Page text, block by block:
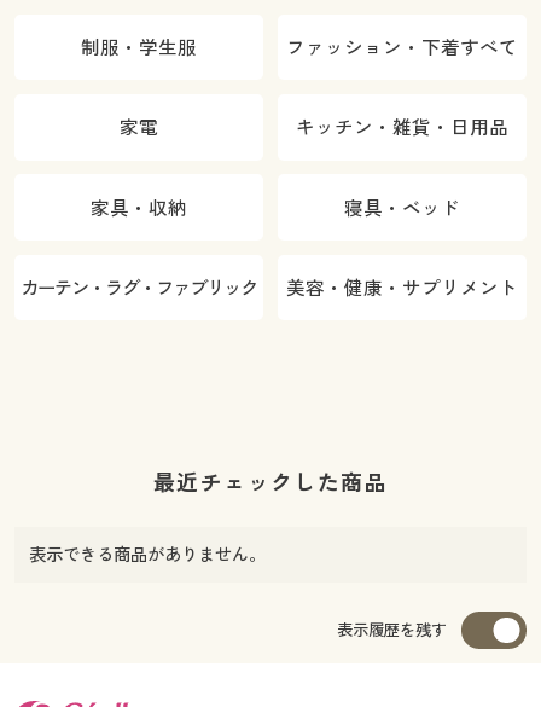
制服・学生服 ファッション・下着すべて
家電 キッチン・雑貨・日用品
家具・収納 寝具・ベッド
カーテン・ラグ・ファブリック 美容・健康・サプリメント
最近チェックした商品
表示できる商品がありません。
表示履歴を残す